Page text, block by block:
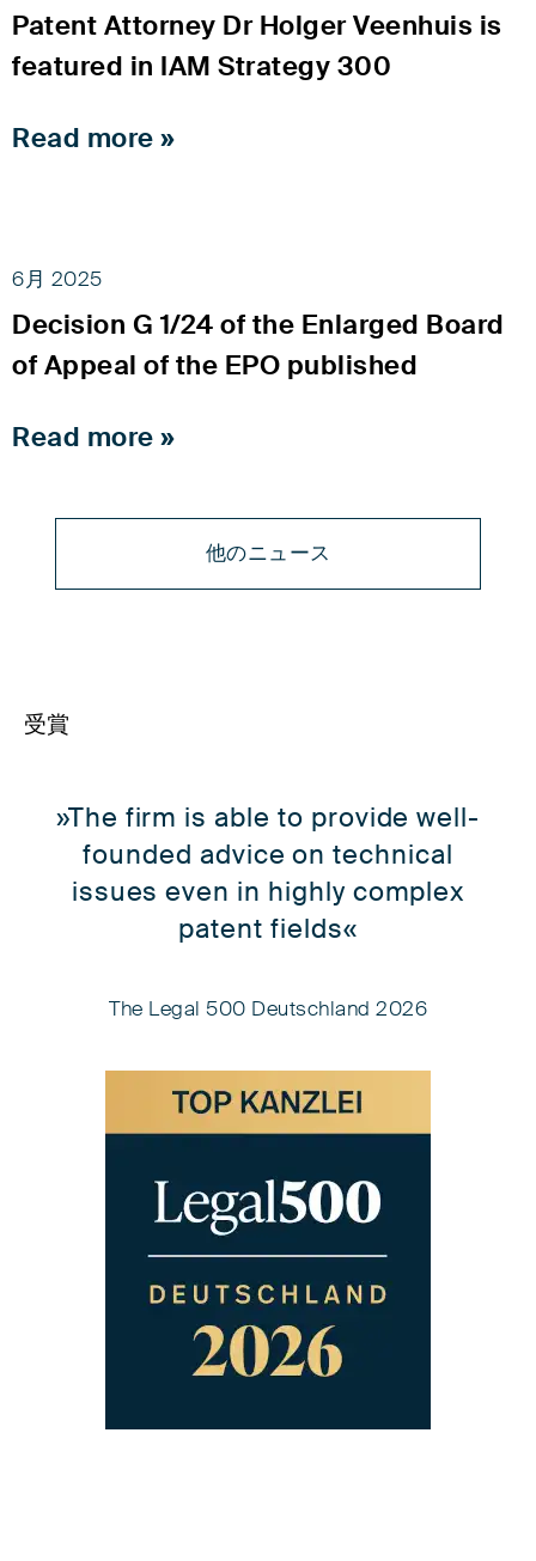
Patent Attorney Dr Holger Veenhuis is
featured in IAM Strategy 300
Read more »
6月 2025
Decision G 1/24 of the Enlarged Board
of Appeal of the EPO published
Read more »
他のニュース
受賞
»The firm is able to provide well-
founded advice on technical
issues even in highly complex
patent fields«
The Legal 500 Deutschland 2026